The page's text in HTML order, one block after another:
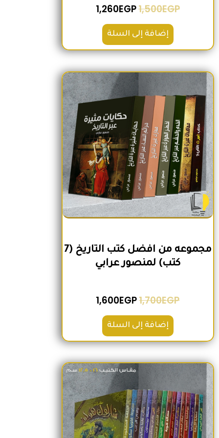
1,500EGP
1,260EGP
إضافة إلى السلة
مجموعه من افضل كتب التاريخ (7
كتب) لمنصور عرابي
1,700EGP
1,600EGP
إضافة إلى السلة